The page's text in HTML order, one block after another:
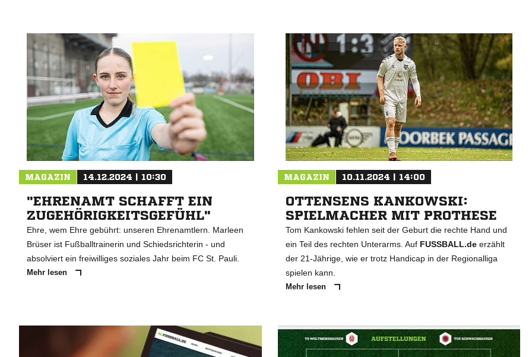
MAGAZIN 14.12.2024 | 10:30
"EHRENAMT SCHAFFT EIN
ZUGEHÖRIGKEITSGEFÜHL"
Ehre, wem Ehre gebührt: unseren Ehrenamtlern. Marleen
Brüser ist Fußballtrainerin und Schiedsrichterin - und
absolviert ein freiwilliges soziales Jahr beim FC St. Pauli.
Mehr lesen
MAGAZIN 10.11.2024 | 14:00
OTTENSENS KANKOWSKI:
SPIELMACHER MIT PROTHESE
Tom Kankowski fehlen seit der Geburt die rechte Hand und
ein Teil des rechten Unterarms. Auf FUSSBALL.deerzählt
der 21-Jährige, wie er trotz Handicap in der Regionalliga
spielen kann.
Mehr lesen